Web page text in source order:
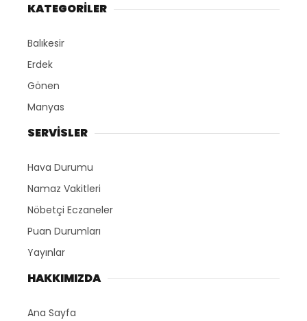
KATEGORİLER
Balıkesir
Erdek
Gönen
Manyas
SERVİSLER
Hava Durumu
Namaz Vakitleri
Nöbetçi Eczaneler
Puan Durumları
Yayınlar
HAKKIMIZDA
Ana Sayfa